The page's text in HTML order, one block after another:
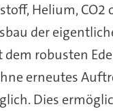
Helium, CO2
der
robusten
erneutes
Dies